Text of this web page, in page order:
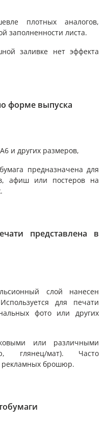
плотных аналогов,
заполненности листа.
заливке нет эффекта
форме выпуска
и других размеров,
предназначена для
афиш или постеров на
представлена в
слой нанесен
для печати
фото или других
или различными
глянец/мат). Часто
рекламных брошюр.